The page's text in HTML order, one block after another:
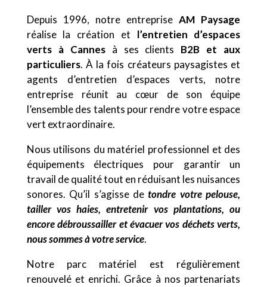
Depuis 1996, notre entrepriseAM Paysage
réalise la création et l’entretien d’espaces
verts à Cannesà ses clients B2B et aux
particuliers. À la fois créateurs paysagistes et
agents d’entretien d’espaces verts, notre
entreprise réunit au cœur de son équipe
l’ensemble des talents pour rendre votre espace
vert extraordinaire.
Nous utilisons du matériel professionnel et des
équipements électriques pour garantir un
travail de qualité tout en réduisant les nuisances
sonores. Qu’il s’agisse detondre votre pelouse,
tailler vos haies, entretenir vos plantations, ou
encore débroussailler et évacuer vos déchets verts,
nous sommes à votre service.
Notre parc matériel est régulièrement
renouvelé et enrichi. Grâce à nos partenariats